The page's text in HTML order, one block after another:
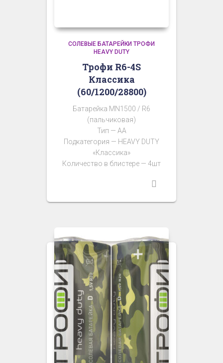
СОЛЕВЫЕ БАТАРЕЙКИ ТРОФИ
HEAVY DUTY
Трофи R6-4S
Классика
(60/1200/28800)
Батарейка MN1500 / R6
(пальчиковая)
Тип — AA
Подкатегория — HEAVY DUTY
«Классика»
Количество в блистере — 4шт